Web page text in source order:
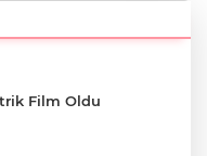
Film Oldu